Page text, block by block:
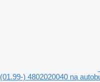
(01.99-) 4802020040 na